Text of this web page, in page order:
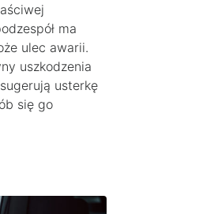
ma
ulec awarii.
uszkodzenia
usterkę
się go